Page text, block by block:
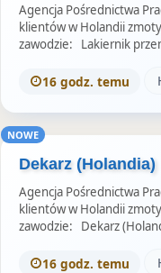
Agencja Pośrednictwa
klientów w Holandii
zawodzie: Lakiernik
16 godz. temu
NOWE
Dekarz (Holandia)
Agencja Pośrednictwa
klientów w Holandii
zawodzie: Dekarz
16 godz. temu